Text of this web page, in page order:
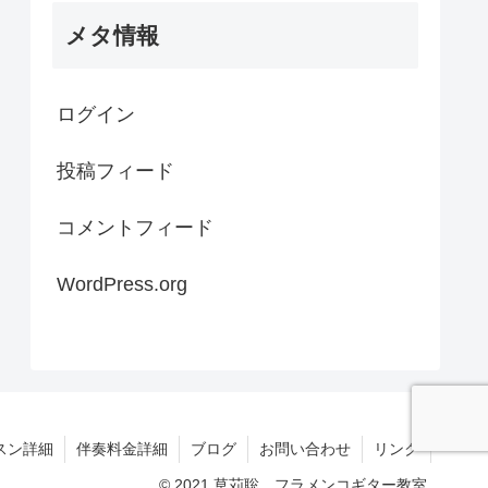
メタ情報
ログイン
投稿フィード
コメントフィード
WordPress.org
ン詳細 伴奏料金詳細 ブログ お問い合わせ リンク
© 2021 草苅聡 フラメンコギター教室.